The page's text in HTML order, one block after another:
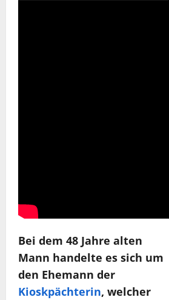
Bei dem 48 Jahre alten
Mann handelte es sich um
den Ehemann der
Kioskpächterin, welcher